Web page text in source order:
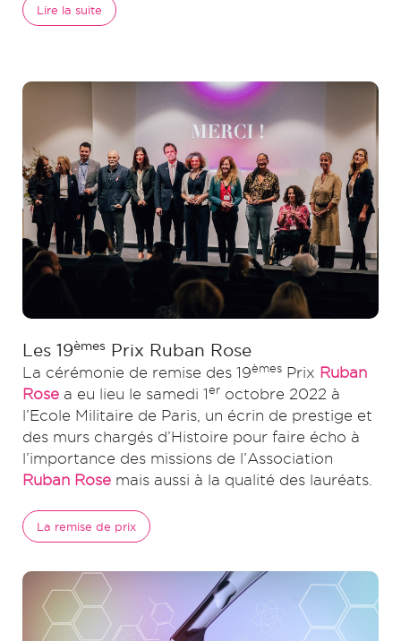
Lire la suite
Les 19èmes Prix Ruban Rose
La cérémonie de remise des 19èmes Prix Ruban
Rose a eu lieu le samedi 1 er octobre 2022 à
l’Ecole Militaire de Paris, un écrin de prestige et
des murs chargés d’Histoire pour faire écho à
l’importance des missions de l’Association
Ruban Rose mais aussi à la qualité des lauréats.
La remise de prix